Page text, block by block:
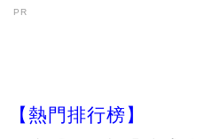
PR
【熱門排行榜】